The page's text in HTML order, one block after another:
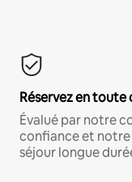
Réservez en
Évalué par notre
confiance et
séjour longue